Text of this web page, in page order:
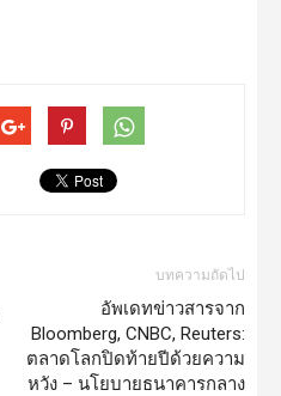
บทความถัดไป
อัพเดทข่าวสารจาก
Bloomberg, CNBC, Reuters:
ตลาดโลกปิดท้ายปีด้วยความ
หวัง – นโยบายธนาคารกลาง